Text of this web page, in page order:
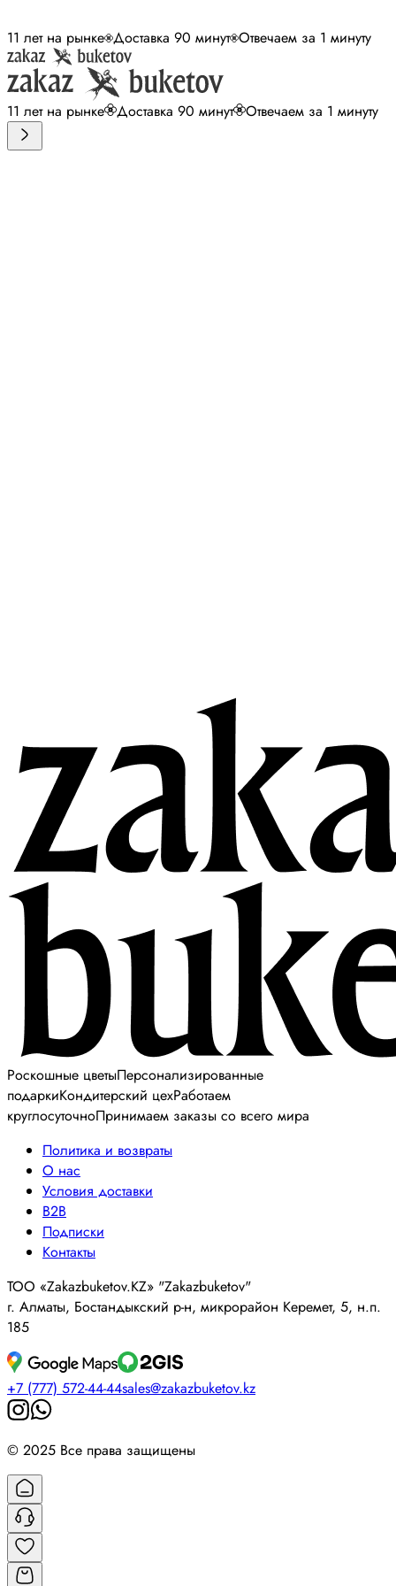
11 лет на рынке Доставка 90 минут Отвечаем за 1 минуту
11 лет на рынке Доставка 90 минут Отвечаем за 1 минуту
Роскошные цветыПерсонализированные
подаркиКондитерский цехРаботаем
круглосуточноПринимаем заказы со всего мира
Политика и возвраты
О нас
Условия доставки
B2B
Подписки
Контакты
ТОО «Zakazbuketov.KZ» "Zakazbuketov"
г. Алматы, Бостандыкский р-н, микрорайон Керемет, 5, н.п.
185
+7 (777) 572-44-44sales@zakazbuketov.kz
© 2025 Все права защищены